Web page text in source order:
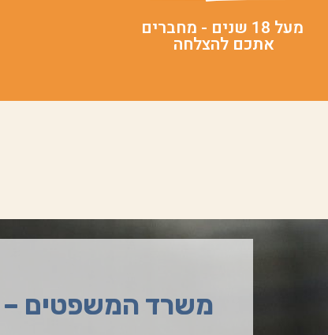
מעל 18 שנים - מחברים
אתכם להצלחה
משרד המשפטים –